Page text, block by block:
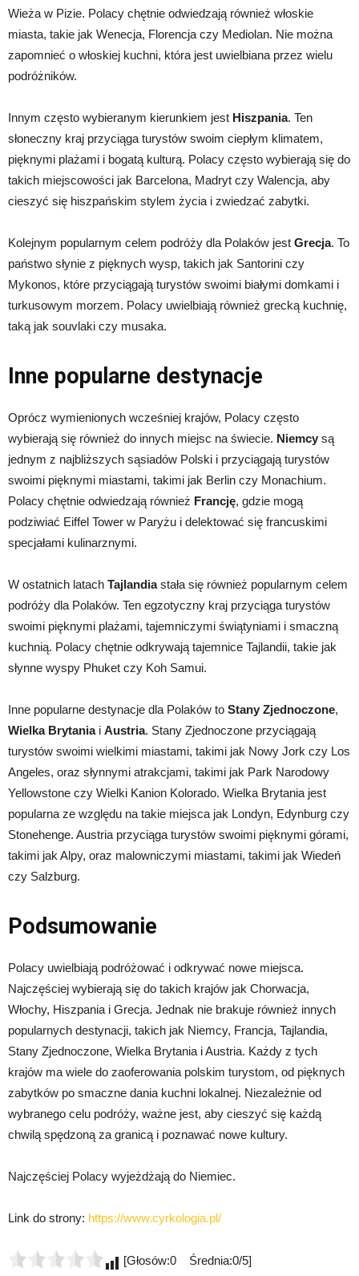
Wieża w Pizie. Polacy chętnie odwiedzają również włoskie
miasta, takie jak Wenecja, Florencja czy Mediolan. Nie można
zapomnieć o włoskiej kuchni, która jest uwielbiana przez wielu
podróżników.
Innym często wybieranym kierunkiem jest Hiszpania. Ten
słoneczny kraj przyciąga turystów swoim ciepłym klimatem,
pięknymi plażami i bogatą kulturą. Polacy często wybierają się do
takich miejscowości jak Barcelona, Madryt czy Walencja, aby
cieszyć się hiszpańskim stylem życia i zwiedzać zabytki.
Kolejnym popularnym celem podróży dla Polaków jest Grecja. To
państwo słynie z pięknych wysp, takich jak Santorini czy
Mykonos, które przyciągają turystów swoimi białymi domkami i
turkusowym morzem. Polacy uwielbiają również grecką kuchnię,
taką jak souvlaki czy musaka.
Inne popularne destynacje
Oprócz wymienionych wcześniej krajów, Polacy często
wybierają się również do innych miejsc na świecie. Niemcy są
jednym z najbliższych sąsiadów Polski i przyciągają turystów
swoimi pięknymi miastami, takimi jak Berlin czy Monachium.
Polacy chętnie odwiedzają również Francję, gdzie mogą
podziwiać Eiffel Tower w Paryżu i delektować się francuskimi
specjałami kulinarznymi.
W ostatnich latach Tajlandiastała się również popularnym celem
podróży dla Polaków. Ten egzotyczny kraj przyciąga turystów
swoimi pięknymi plażami, tajemniczymi świątyniami i smaczną
kuchnią. Polacy chętnie odkrywają tajemnice Tajlandii, takie jak
słynne wyspy Phuket czy Koh Samui.
Inne popularne destynacje dla Polaków to Stany Zjednoczone,
Wielka Brytaniai Austria. Stany Zjednoczone przyciągają
turystów swoimi wielkimi miastami, takimi jak Nowy Jork czy Los
Angeles, oraz słynnymi atrakcjami, takimi jak Park Narodowy
Yellowstone czy Wielki Kanion Kolorado. Wielka Brytania jest
popularna ze względu na takie miejsca jak Londyn, Edynburg czy
Stonehenge. Austria przyciąga turystów swoimi pięknymi górami,
takimi jak Alpy, oraz malowniczymi miastami, takimi jak Wiedeń
czy Salzburg.
Podsumowanie
Polacy uwielbiają podróżować i odkrywać nowe miejsca.
Najczęściej wybierają się do takich krajów jak Chorwacja,
Włochy, Hiszpania i Grecja. Jednak nie brakuje również innych
popularnych destynacji, takich jak Niemcy, Francja, Tajlandia,
Stany Zjednoczone, Wielka Brytania i Austria. Każdy z tych
krajów ma wiele do zaoferowania polskim turystom, od pięknych
zabytków po smaczne dania kuchni lokalnej. Niezależnie od
wybranego celu podróży, ważne jest, aby cieszyć się każdą
chwilą spędzoną za granicą i poznawać nowe kultury.
Najczęściej Polacy wyjeżdżają do Niemiec.
Link do strony: https://www.cyrkologia.pl/
[Głosów:0 Średnia:0/5]